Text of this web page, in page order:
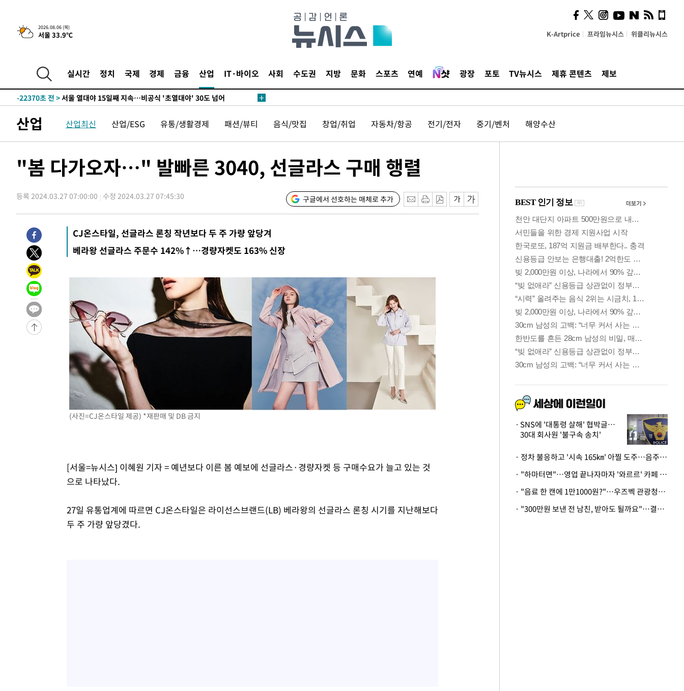
2026.08.06 (목)
서울 33.9℃ K-Artprice 프라임뉴시스 위클리뉴시스
실시간 정치 국제 경제 금융 산업 IT·바이오 사회 수도권 지방 문화 스포츠 연예 광장 포토 TV뉴시스 제휴 콘텐츠 제보
-27660초 전 >[속보]산업장관 "李정부, 원전 반대 안해…안정 전력 위해 불가피"
-26357초 전 >[속보]경찰, '홍명보 선임 논란' 대한축구협회·축구회관 등 압수수
-25537초 전 >
[속보]코스피 매도사이드카 발동…4%대 급락
-24809초 전 >
-22370초 전 >서울 열대야 15일째 지속…비공식 '초열대야' 30도 넘어
-20920초 전 >
[속보]코스피, 119.51포인트(1.81%) 내린 6478.75 개장
-17367초 전 >6월 경상수지 497.3억 달러…두 달 연속 사상 최대
-14680초 전 >미 워싱턴주 스포캔 시의 통제불능 3개 산불, 방화선 일부 구축
우 0.49%↑
-5208초 전 >[속보] 이란 대통령 "지금 최고지도자와 소통하기가 매우 어려워" 취
2시간 전 >[속보] "이란-오만, 호르무즈 해협 통행 항로 합의" 이란 외무부 대변인
-31545초 전 >
내일까지 39도 '펄펄'…기상청 "태풍 지나며 폭염 잠시 꺾인다"
-31182초 전 >
트럼프, 한국계 진보 주지사 후보 맹공…"공산주의가 최대 위협"
-31160초 전 >
"美간섭에 합의 지연"…트럼프, '이란 호르무즈 통제권' 수용할까
-27680초 전 >
-26377초 전 >
[속보]경찰, '홍명보 선임 논란' 대한축구협회·축구회관 등 압수수
-25764초 전 >
[속보]산업장관 "美무역법 제301조 과잉생산 결과 발표 8월 중 예
-25557초 전 >
[속보]코스피 매도사이드카 발동…4%대 급락
-24829초 전 >
[속보]전남광주 초대 시민추천 부시장에 백승주·윤난실
서울 열대야 15일째 지속…비공식 '초열대야' 30도 넘어
[속보]코스닥, 2.15포인트(0.27%) 내린 797.44 출발
[속보]코스피, 119.51포인트(1.81%) 내린 6478.75 개장
6월 경상수지 497.3억 달러…두 달 연속 사상 최대
서울 낮 39도 '폭염중대경보'…40도 관측 가능성도
미 워싱턴주 스포캔 시의 통제불능 3개 산불, 방화선 일부 구축
산업 산업최신 산업/ESG 유통/생활경제 패션/뷰티 음식/맛집 창업/취업 자동차/항공 전기/전자 중기/벤처 해양수산
"봄 다가오자…" 발빠른 3040, 선글라스 구매 행렬
등록 2024.03.27 07:00:00 수정 2024.03.27 07:45:30 구글에서 선호하는 매체로 추가
CJ온스타일, 선글라스 론칭 작년보다 두 주 가량 앞당겨
베라왕 선글라스 주문수 142%↑…경량자켓도 163% 신장
(사진=CJ온스타일 제공) *재판매 및 DB 금지
[서울=뉴시스] 이혜원 기자 = 예년보다 이른 봄 예보에 선글라스·경량자켓 등 구매수요가 늘고 있는 것
으로 나타났다.
27일 유통업계에 따르면 CJ온스타일은 라이선스브랜드(LB) 베라왕의 선글라스 론칭 시기를 지난해보다
두 주 가량 앞당겼다.
계…'고급 가요'의 주체적
영토
SNS에 '대통령 살해' 협박글…
30대 회사원 '불구속 송치'
· 정차 불응하고 '시속 165㎞' 아찔 도주…음주운전자 체포
· "하마터면"…영업 끝나자마자 '와르르' 카페 테라스 덮친 대리석 외벽
· "음료 한 캔에 1만1000원?"…우즈벡 관광청까지 나섰다, 유튜버 폭로 후폭풍
· "300만원 보낸 전 남친, 받아도 될까요"…결혼 앞둔 예비신부의 뜻밖 고충